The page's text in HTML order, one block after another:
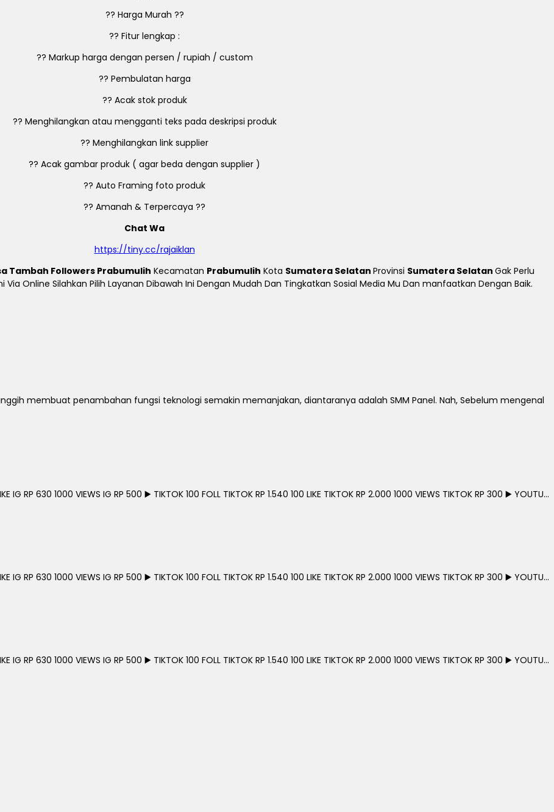
?? Harga Murah ??
?? Fitur lengkap :
?? Markup harga dengan persen / rupiah / custom
?? Pembulatan harga
?? Acak stok produk
?? Menghilangkan atau mengganti teks pada deskripsi produk
?? Menghilangkan link supplier
?? Acak gambar produk ( agar beda dengan supplier )
?? Auto Framing foto produk
?? Amanah & Terpercaya ??
Chat Wa
https://tiny.cc/rajaiklan
Tambah Followers Prabumulih Kecamatan Prabumulih Kota Sumatera Selatan Provinsi Sumatera Selatan Gak Perlu
Via Online Silahkan Pilih Layanan Dibawah Ini Dengan Mudah Dan Tingkatkan Sosial Media Mu Dan manfaatkan Dengan Baik.
membuat penambahan fungsi teknologi semakin memanjakan, diantaranya adalah SMM Panel. Nah, Sebelum mengenal
IG RP 630 1000 VIEWS IG RP 500 ▶️ TIKTOK 100 FOLL TIKTOK RP 1.540 100 LIKE TIKTOK RP 2.000 1000 VIEWS TIKTOK RP 300 ▶️ YOUTU...
IG RP 630 1000 VIEWS IG RP 500 ▶️ TIKTOK 100 FOLL TIKTOK RP 1.540 100 LIKE TIKTOK RP 2.000 1000 VIEWS TIKTOK RP 300 ▶️ YOUTU...
IG RP 630 1000 VIEWS IG RP 500 ▶️ TIKTOK 100 FOLL TIKTOK RP 1.540 100 LIKE TIKTOK RP 2.000 1000 VIEWS TIKTOK RP 300 ▶️ YOUTU...